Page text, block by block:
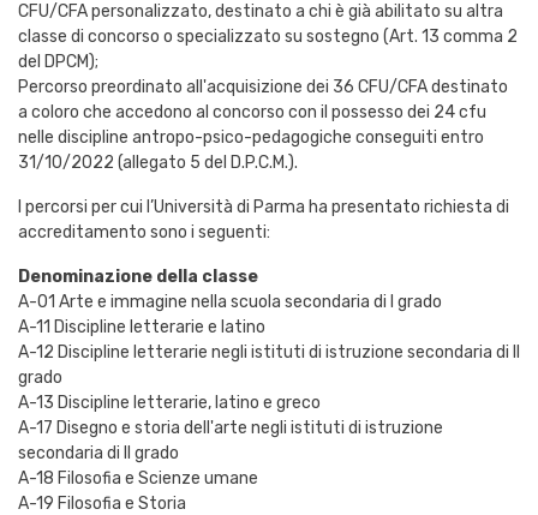
CFU/CFA personalizzato, destinato a chi è già abilitato su altra
classe di concorso o specializzato su sostegno (Art. 13 comma 2
del DPCM);
Percorso preordinato all'acquisizione dei 36 CFU/CFA destinato
a coloro che accedono al concorso con il possesso dei 24 cfu
nelle discipline antropo-psico-pedagogiche conseguiti entro
31/10/2022 (allegato 5 del D.P.C.M.).
I percorsi per cui l’Università di Parma ha presentato richiesta di
accreditamento sono i seguenti:
Denominazione della classe
A-01 Arte e immagine nella scuola secondaria di I grado
A-11 Discipline letterarie e latino
A-12 Discipline letterarie negli istituti di istruzione secondaria di II
grado
A-13 Discipline letterarie, latino e greco
A-17 Disegno e storia dell'arte negli istituti di istruzione
secondaria di II grado
A-18 Filosofia e Scienze umane
A-19 Filosofia e Storia